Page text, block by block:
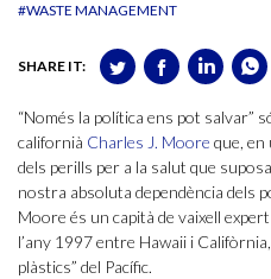
#WASTE MANAGEMENT
SHARE IT:
“Només la política ens pot salvar”
californià Charles J. Moore que, en
dels perills per a la salut que
nostra absoluta dependència dels
Moore és un capità de vaixell
l’any 1997 entre Hawaii i
plàstics” del Pacífic.